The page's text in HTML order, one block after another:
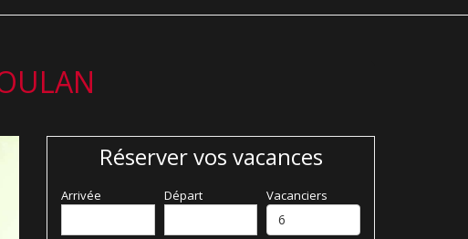
Réserver vos vacances
Arrivée Départ Vacanciers